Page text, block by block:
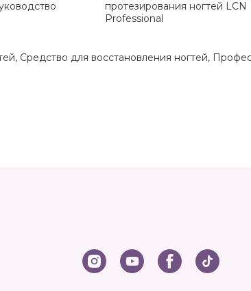
протезирования ногтей LCN
Professional
, Средство для восстановления ногтей,